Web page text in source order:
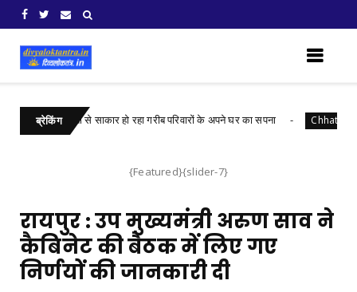
ब्रेकिंग
आवास योजना से साकार हो रहा गरीब परिवारों के अपने घर का सपना Chhattisgarh
{Featured}{slider-7}
रायपुर : उप मुख्यमंत्री अरुण साव ने
कैबिनेट की बैठक में लिए गए
निर्णयों की जानकारी दी